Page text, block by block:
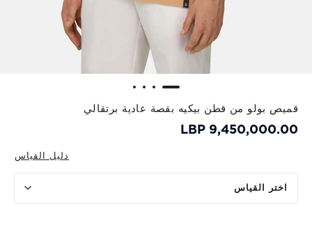
قميص بولو من قطن بيكيه بقصة عادية برتقالي
9,450,000.00 LBP
دليل القياس
اختر القياس